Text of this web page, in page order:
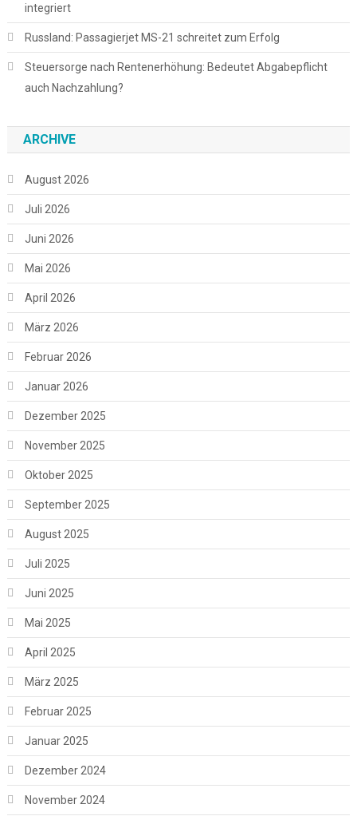
integriert
Russland: Passagierjet MS-21 schreitet zum Erfolg
Steuersorge nach Rentenerhöhung: Bedeutet Abgabepflicht
auch Nachzahlung?
ARCHIVE
August 2026
Juli 2026
Juni 2026
Mai 2026
April 2026
März 2026
Februar 2026
Januar 2026
Dezember 2025
November 2025
Oktober 2025
September 2025
August 2025
Juli 2025
Juni 2025
Mai 2025
April 2025
März 2025
Februar 2025
Januar 2025
Dezember 2024
November 2024